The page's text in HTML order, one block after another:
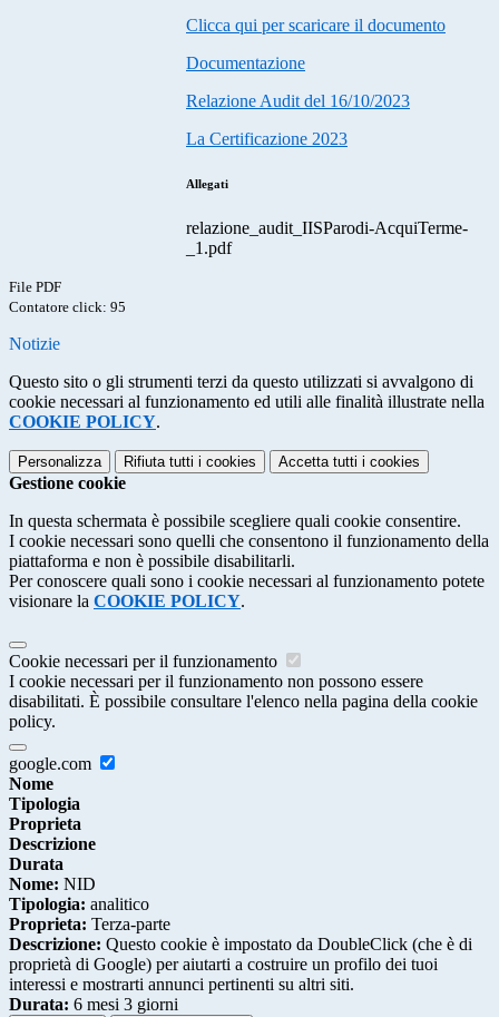
Clicca qui per scaricare il documento
Documentazione
Relazione Audit del 16/10/2023
La Certificazione 2023
Allegati
relazione_audit_IISParodi-AcquiTerme-
_1.pdf
File PDF
Contatore click: 95
Notizie
Questo sito o gli strumenti terzi da questo utilizzati si avvalgono di
cookie necessari al funzionamento ed utili alle finalità illustrate nella
COOKIE POLICY.
Personalizza Rifiuta tutti i cookies Accetta tutti i cookies
Gestione cookie
In questa schermata è possibile scegliere quali cookie consentire.
I cookie necessari sono quelli che consentono il funzionamento della
piattaforma e non è possibile disabilitarli.
Per conoscere quali sono i cookie necessari al funzionamento potete
visionare la COOKIE POLICY.
Cookie necessari per il funzionamento
I cookie necessari per il funzionamento non possono essere
disabilitati. È possibile consultare l'elenco nella pagina della cookie
policy.
google.com
Nome
Tipologia
Proprieta
Descrizione
Durata
Nome: NID
Tipologia: analitico
Proprieta: Terza-parte
Descrizione: Questo cookie è impostato da DoubleClick (che è di
proprietà di Google) per aiutarti a costruire un profilo dei tuoi
interessi e mostrarti annunci pertinenti su altri siti.
Durata: 6 mesi 3 giorni